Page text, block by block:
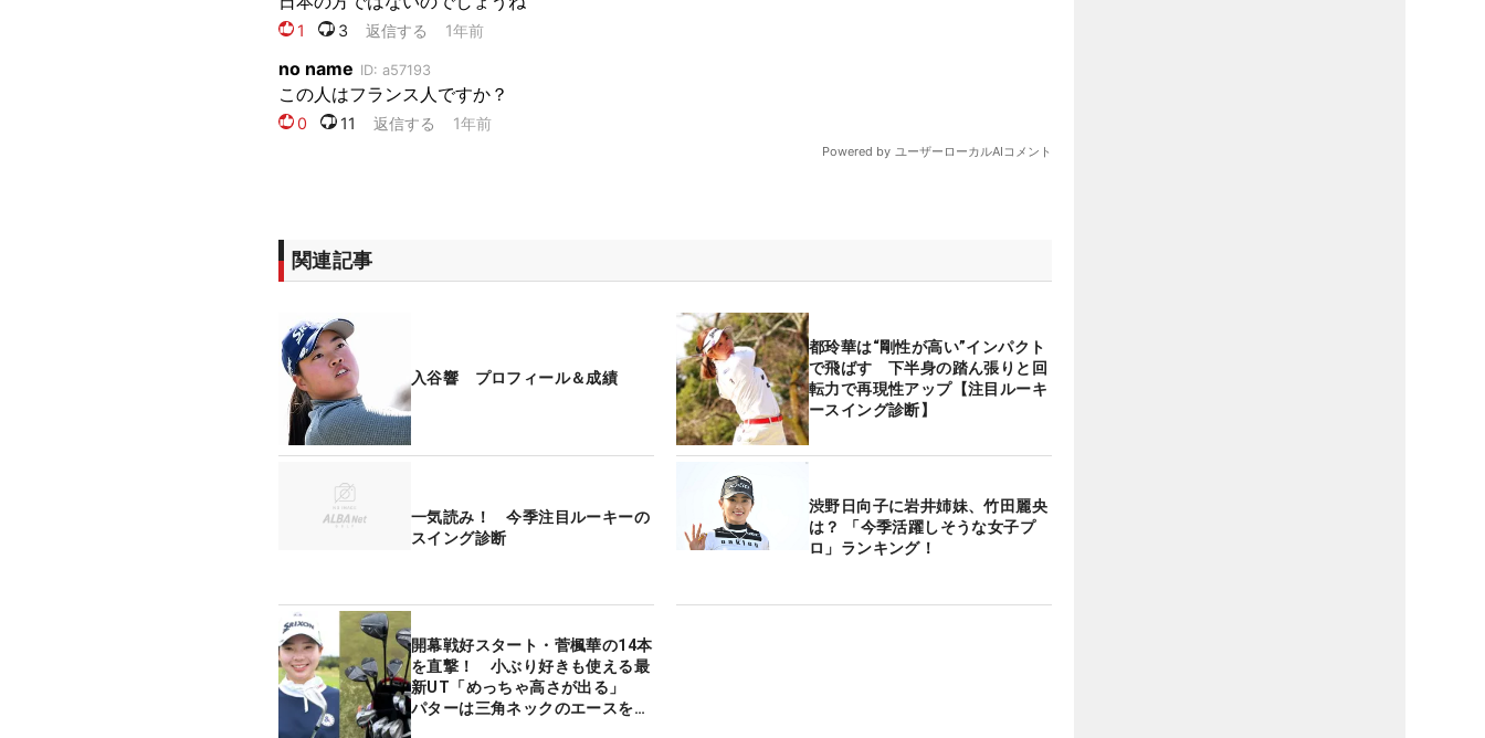
関連記事
入谷響 プロフィール＆成績
都玲華は“剛性が高い”インパクト
で飛ばす 下半身の踏ん張りと回
転力で再現性アップ【注目ルーキ
ースイング診断】
一気読み！ 今季注目ルーキーの
スイング診断
渋野日向子に岩井姉妹、竹田麗央
は？ 「今季活躍しそうな女子プ
ロ」ランキング！
開幕戦好スタート・菅楓華の14本
を直撃！ 小ぶり好きも使える最
新UT「めっちゃ高さが出る」
パターは三角ネックのエースを再